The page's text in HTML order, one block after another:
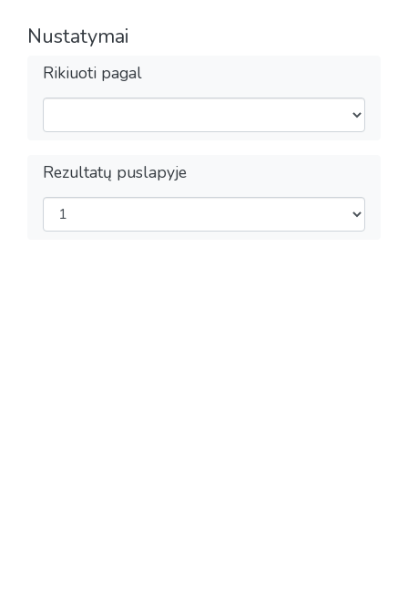
Nustatymai
Rikiuoti pagal
Rezultatų puslapyje